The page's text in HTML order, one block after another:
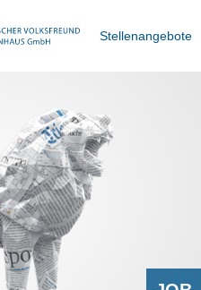
Stellenangebote